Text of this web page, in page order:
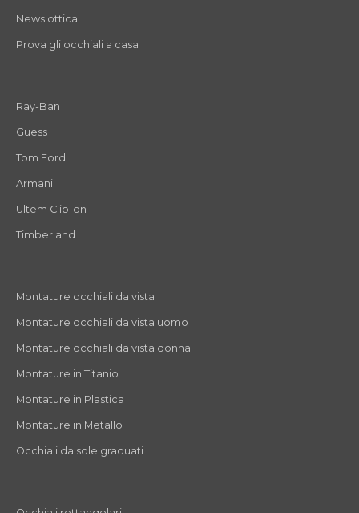
News ottica
Prova gli occhiali a casa
Ray-Ban
Guess
Tom Ford
Armani
Ultem Clip-on
Timberland
Montature occhiali da vista
Montature occhiali da vista uomo
Montature occhiali da vista donna
Montature in Titanio
Montature in Plastica
Montature in Metallo
Occhiali da sole graduati